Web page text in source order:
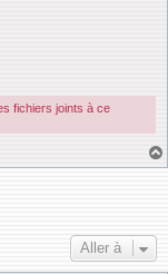
fichiers joints à ce
Aller à